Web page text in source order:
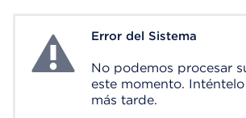
System ErrorError del Sistema
No podemos procesar
este momento.
más tarde.